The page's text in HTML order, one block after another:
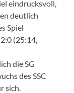
eindrucksvoll,
deutlich
Spiel
(25:14,
die SG
des SSC
sich.